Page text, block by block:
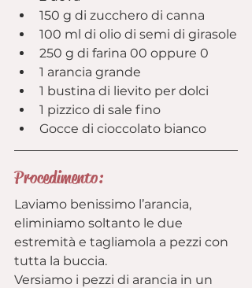
150 g di zucchero di canna
100 ml di olio di semi di girasole
250 g di farina 00 oppure 0
1 arancia grande
1 bustina di lievito per dolci
1 pizzico di sale fino
Gocce di cioccolato bianco
Procedimento:
Laviamo benissimo l’arancia,
eliminiamo soltanto le due
estremità e tagliamola a pezzi con
tutta la buccia.
Versiamo i pezzi di arancia in un